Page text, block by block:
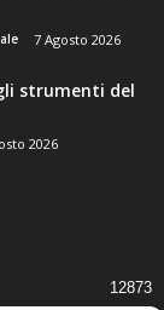
7 Agosto 2026
strumenti del
2026
12873